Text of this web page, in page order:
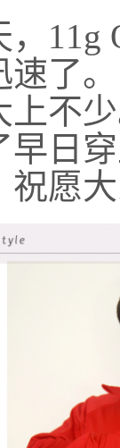
，11g
速了
上不
早日
祝愿